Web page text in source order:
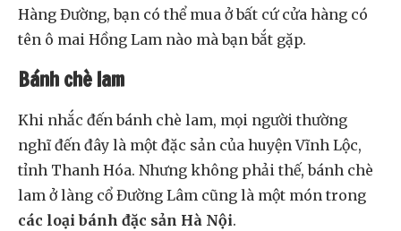
Hàng Đường, bạn có thể mua ở bất cứ cửa hàng có
tên ô mai Hồng Lam nào mà bạn bắt gặp.
Bánh chè lam
Khi nhắc đến bánh chè lam, mọi người thường
nghĩ đến đây là một đặc sản của huyện Vĩnh Lộc,
tỉnh Thanh Hóa. Nhưng không phải thế, bánh chè
lam ở làng cổ Đường Lâm cũng là một món trong
các loại bánh đặc sản Hà Nội.